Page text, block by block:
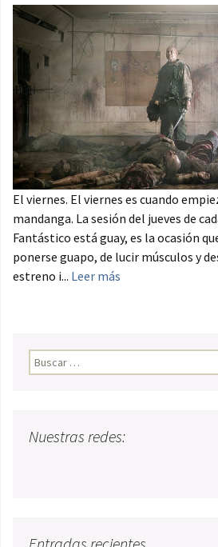
El viernes. El viernes es cuando
mandanga. La sesión del jueves de
Fantástico está guay, es la ocasión
ponerse guapo, de lucir músculos y
estreno i... Leer más
Buscar:
Nuestras redes: